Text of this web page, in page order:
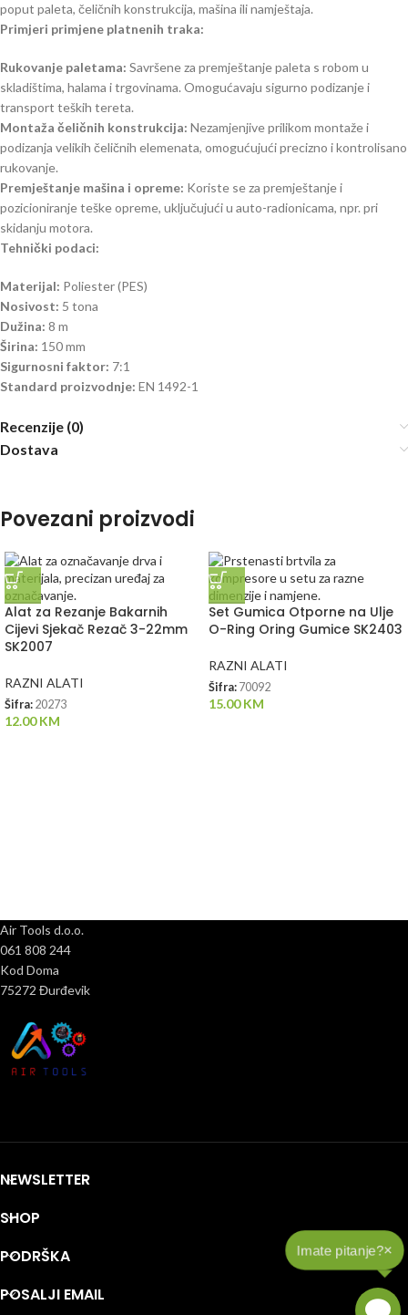
poput paleta, čeličnih konstrukcija, mašina ili namještaja.
Primjeri primjene platnenih traka:
Rukovanje paletama: Savršene za premještanje paleta s robom u
skladištima, halama i trgovinama. Omogućavaju sigurno podizanje i
transport teških tereta.
Montaža čeličnih konstrukcija: Nezamjenjive prilikom montaže i
podizanja velikih čeličnih elemenata, omogućujući precizno i kontrolisano
rukovanje.
Premještanje mašina i opreme: Koriste se za premještanje i
pozicioniranje teške opreme, uključujući u auto-radionicama, npr. pri
skidanju motora.
Tehnički podaci:
Materijal: Poliester (PES)
Nosivost: 5 tona
Dužina: 8 m
Širina: 150 mm
Sigurnosni faktor: 7:1
Standard proizvodnje: EN 1492-1
Recenzije (0)
Dostava
Povezani proizvodi
Alat za Rezanje Bakarnih
Cijevi Sjekač Rezač 3-22mm
SK2007
RAZNI ALATI
Šifra: 20273
12.00KM
Set Gumica Otporne na Ulje
O-Ring Oring Gumice SK2403
RAZNI ALATI
Šifra: 70092
15.00KM
Air Tools d.o.o.
061 808 244
Kod Doma
75272 Đurđevik
NEWSLETTER
SHOP
PODRŠKA
POSALJI EMAIL
Imate pitanje?×